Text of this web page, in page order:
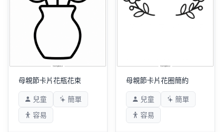
母親節卡片花瓶花束
兒童
簡單
容易
母親節卡片花圈簡約
兒童
簡單
容易